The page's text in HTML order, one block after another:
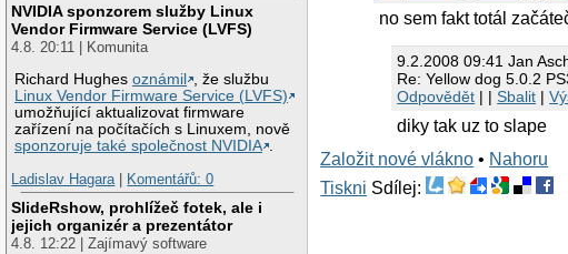
NVIDIA sponzorem služby Linux
Vendor Firmware Service (LVFS)
4.8. 20:11 | Komunita
Richard Hughesoznámil
, že službu
Linux Vendor Firmware Service (LVFS)
umožňující aktualizovat firmware
zařízení na počítačích s Linuxem, nově
sponzoruje také společnost NVIDIA .
Ladislav Hagara | Komentářů: 0
SlideRshow, prohlížeč fotek, ale i
jejich organizér a prezentátor
4.8. 12:22 | Zajímavý software
no sem fakt totál
9.2.2008 09:41 Jan
Re: Yellow dog 5.0.2
Odpovědět | |Sbalit |
diky tak uz to slape
Založit nové vlákno • Nahoru
Tiskni Sdílej: